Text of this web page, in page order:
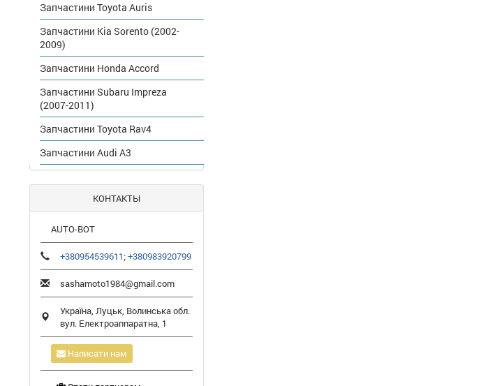
Запчастини Toyota Auris
Запчастини Kia Sorento (2002-
2009)
Запчастини Honda Accord
Запчастини Subaru Impreza
(2007-2011)
Запчастини Toyota Rav4
Запчастини Audi A3
КОНТАКТЫ
AUTO-BOT
+380954539611;+380983920799
sashamoto1984@gmail.com
Україна, Луцьк, Волинська обл.
вул. Електроаппаратна, 1
Написати нам